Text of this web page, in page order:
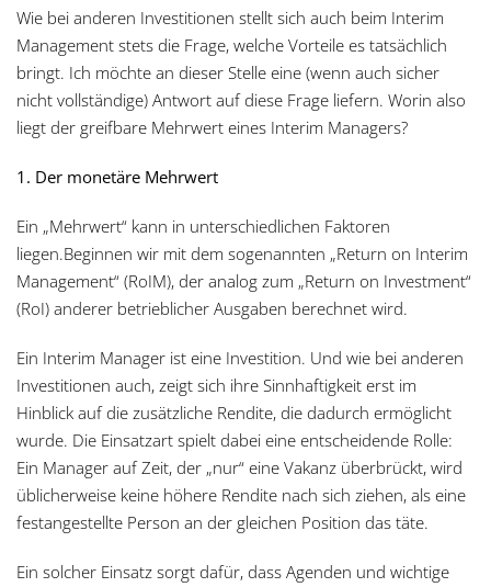
Wie bei anderen Investitionen stellt sich auch beim Interim
Management stets die Frage, welche Vorteile es tatsächlich
bringt. Ich möchte an dieser Stelle eine (wenn auch sicher
nicht vollständige) Antwort auf diese Frage liefern. Worin also
liegt der greifbare Mehrwert eines Interim Managers?
1. Der monetäre Mehrwert
Ein „Mehrwert“ kann in unterschiedlichen Faktoren
liegen.Beginnen wir mit dem sogenannten „Return on Interim
Management“ (RoIM), der analog zum „Return on Investment“
(RoI) anderer betrieblicher Ausgaben berechnet wird.
Ein Interim Manager ist eine Investition. Und wie bei anderen
Investitionen auch, zeigt sich ihre Sinnhaftigkeit erst im
Hinblick auf die zusätzliche Rendite, die dadurch ermöglicht
wurde. Die Einsatzart spielt dabei eine entscheidende Rolle:
Ein Manager auf Zeit, der „nur“ eine Vakanz überbrückt, wird
üblicherweise keine höhere Rendite nach sich ziehen, als eine
festangestellte Person an der gleichen Position das täte.
Ein solcher Einsatz sorgt dafür, dass Agenden und wichtige